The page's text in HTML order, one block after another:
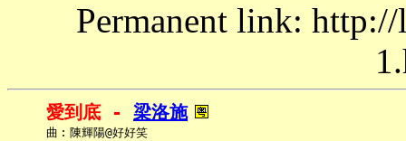
Permanent link:
愛到底 - 梁洛施
     曲︰陳輝陽@好好笑